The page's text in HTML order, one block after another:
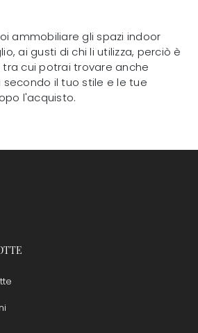
ammobiliare gli spazi indoor
ai gusti di chi li utilizza, perciò è
cui potrai trovare anche
il tuo stile e le tue
l'acquisto.